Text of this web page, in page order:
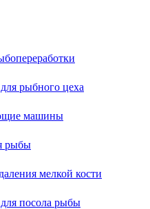
рыбного цеха
машины
рыбы
мелкой кости
посола рыбы